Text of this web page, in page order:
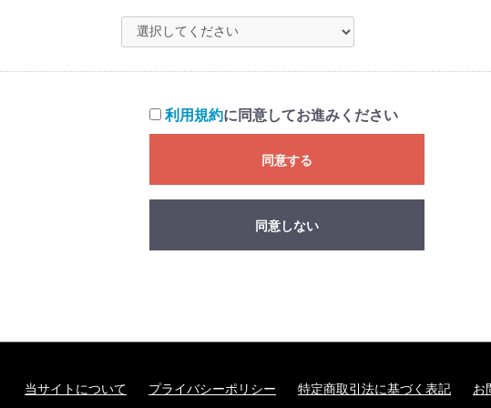
利用規約に同意してお進みください
同意する
同意しない
当サイトについて プライバシーポリシー 特定商取引法に基づく表記 お